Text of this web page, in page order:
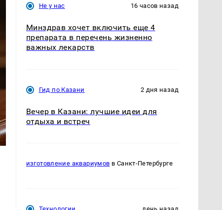
Не у нас 16 часов назад
Минздрав хочет включить еще 4
препарата в перечень жизненно
важных лекарств
Гид по Казани 2 дня назад
Вечер в Казани: лучшие идеи для
отдыха и встреч
изготовление аквариумов в Санкт-Петербурге